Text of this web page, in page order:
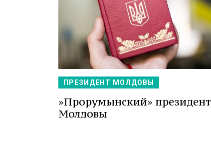
ПРЕЗИДЕНТ МОЛДОВЫ
»Прорумынский» президент
Молдовы